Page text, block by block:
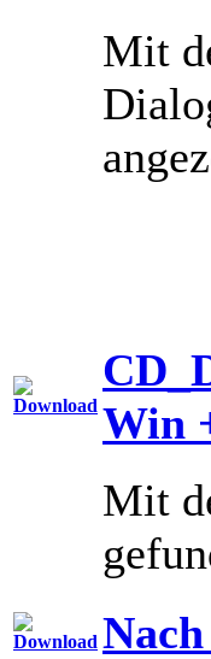
Mit
Win
Mit